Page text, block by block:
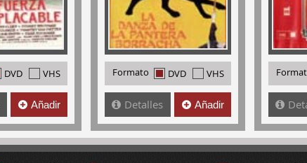
DVD VHS
Añadir
Formato DVD VHS
Detalles Añadir